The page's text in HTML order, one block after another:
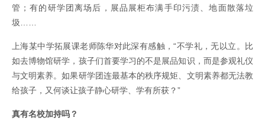
管；有的研学团离场后，展品展柜布满手印污渍、地面散落垃
圾……
上海某中学拓展课老师陈华对此深有感触，“不学礼，无以立。比
如去博物馆研学，孩子们首要学习的不是展品知识，而是参观礼仪
与文明素养。如果研学团连最基本的秩序规矩、文明素养都无法教
给孩子，又何谈让孩子静心研学、学有所获？”
真有名校加持吗？